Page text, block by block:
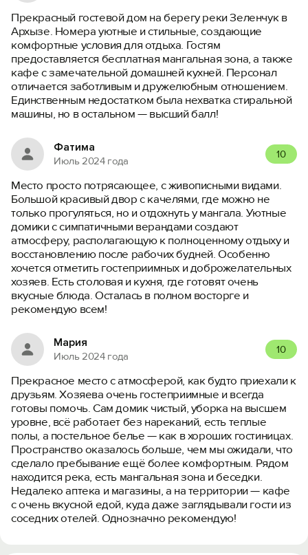
Прекрасный гостевой дом на берегу реки Зеленчук в
Архызе. Номера уютные и стильные, создающие
комфортные условия для отдыха. Гостям
предоставляется бесплатная мангальная зона, а также
кафе с замечательной домашней кухней. Персонал
отличается заботливым и дружелюбным отношением.
Единственным недостатком была нехватка стиральной
машины, но в остальном — высший балл!
Фатима
Июль 2024 года
10
Место просто потрясающее, с живописными видами.
Большой красивый двор с качелями, где можно не
только прогуляться, но и отдохнуть у мангала. Уютные
домики с симпатичными верандами создают
атмосферу, располагающую к полноценному отдыху и
восстановлению после рабочих будней. Особенно
хочется отметить гостеприимных и доброжелательных
хозяев. Есть столовая и кухня, где готовят очень
вкусные блюда. Осталась в полном восторге и
рекомендую всем!
Мария
Июль 2024 года
10
Прекрасное место с атмосферой, как будто приехали к
друзьям. Хозяева очень гостеприимные и всегда
готовы помочь. Сам домик чистый, уборка на высшем
уровне, всё работает без нареканий, есть теплые
полы, а постельное белье — как в хороших гостиницах.
Пространство оказалось больше, чем мы ожидали, что
сделало пребывание ещё более комфортным. Рядом
находится река, есть мангальная зона и беседки.
Недалеко аптека и магазины, а на территории — кафе
с очень вкусной едой, куда даже заглядывали гости из
соседних отелей. Однозначно рекомендую!